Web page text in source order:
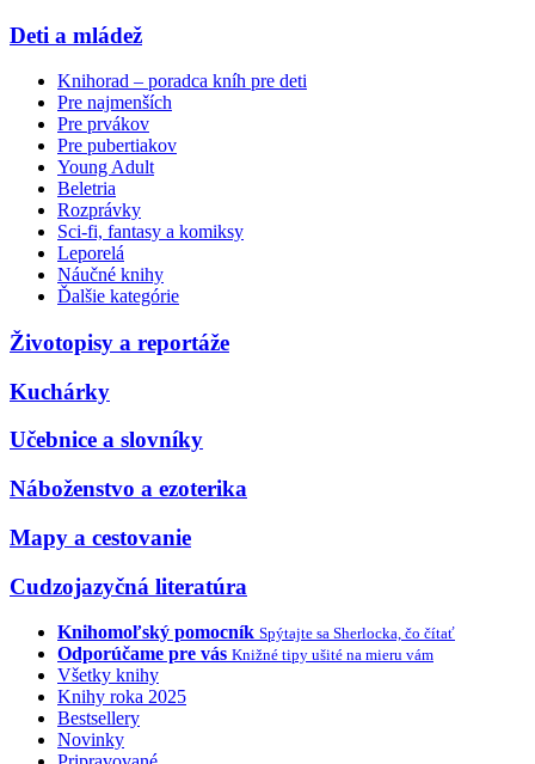
Deti a mládež
Knihorad – poradca kníh pre deti
Pre najmenších
Pre prvákov
Pre pubertiakov
Young Adult
Beletria
Rozprávky
Sci-fi, fantasy a komiksy
Leporelá
Náučné knihy
Ďalšie kategórie
Životopisy a reportáže
Kuchárky
Učebnice a slovníky
Náboženstvo a ezoterika
Mapy a cestovanie
Cudzojazyčná literatúra
Knihomoľský pomocník Spýtajte sa Sherlocka, čo čítať
Odporúčame pre vás Knižné tipy ušité na mieru vám
Všetky knihy
Knihy roka 2025
Bestsellery
Novinky